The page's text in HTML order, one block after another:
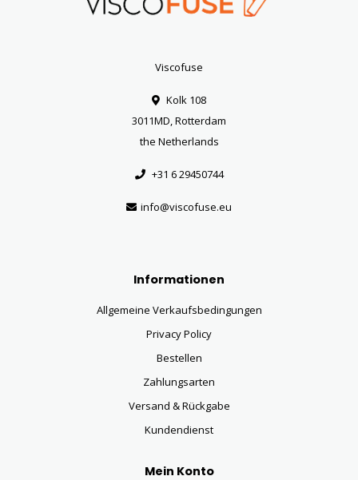
Viscofuse
Kolk 108
3011MD, Rotterdam
the Netherlands
+31 6 29450744
info@viscofuse.eu
Informationen
Allgemeine Verkaufsbedingungen
Privacy Policy
Bestellen
Zahlungsarten
Versand & Rückgabe
Kundendienst
Mein Konto